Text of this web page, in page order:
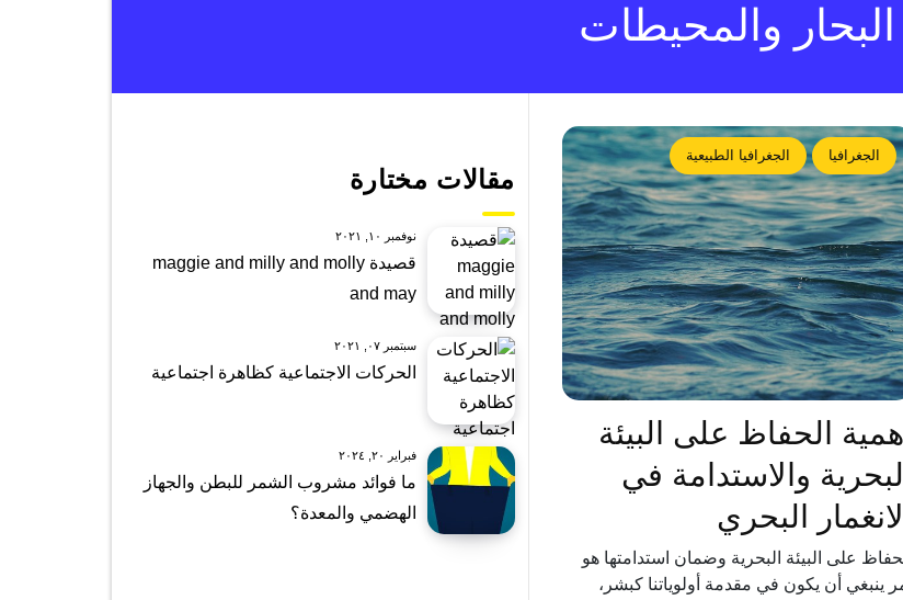
البحار والمحيطات
الجغرافيا الجغرافيا الطبيعية
أهمية الحفاظ على البيئة
البحرية والاستدامة في
الانغمار البحري
على البيئة البحرية وضمان استدامتها هو
ينبغي أن يكون في مقدمة أولوياتنا كبشر،
مقالات مختارة
نوفمبر ١٠, ٢٠٢١
قصيدة maggie and milly and molly
and may
سبتمبر ٠٧, ٢٠٢١
الحركات الاجتماعية كظاهرة اجتماعية
فبراير ٢٠, ٢٠٢٤
ما فوائد مشروب الشمر للبطن والجهاز
الهضمي والمعدة؟